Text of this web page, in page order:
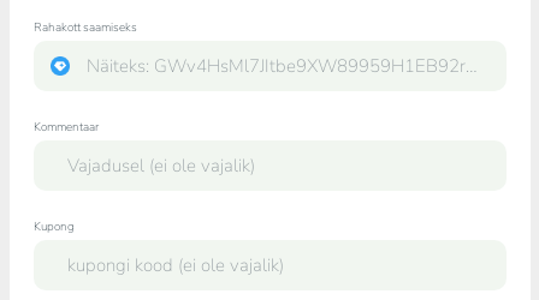
Rahakott saamiseks
Kommentaar
Kupong